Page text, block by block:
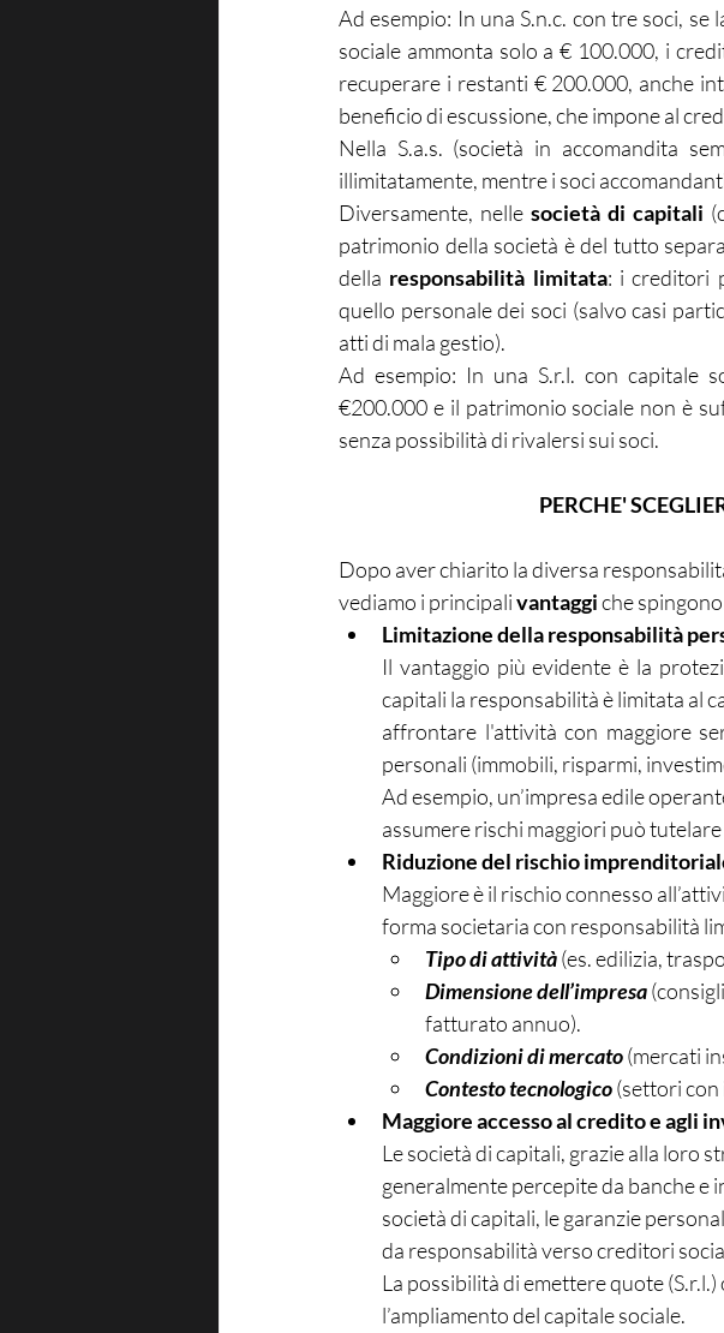
Ad esempio: In una S.n.c. con tre soci,
sociale ammonta solo a € 100.000, i
recuperare i restanti € 200.000, anche
beneficio di escussione, che impone al
Nella S.a.s. (società in accomandita
illimitatamente, mentre i soci
Diversamente, nelle società di capitali
patrimonio della società è del tutto
della responsabilità limitata: i creditori
quello personale dei soci (salvo casi
atti di mala gestio).
Ad esempio: In una S.r.l. con capitale
€200.000 e il patrimonio sociale non è
senza possibilità di rivalersi sui soci.
PERCHE'
Dopo aver chiarito la diversa
vediamo i principali vantaggi che
Limitazione della responsabilità
Il vantaggio più evidente è la
capitali la responsabilità è limitata al
affrontare l'attività con maggiore
personali (immobili, risparmi,
Ad esempio, un’impresa edile
assumere rischi maggiori può
Riduzione del rischio
Maggiore è il rischio connesso
forma societaria con responsabilità
Tipo di attività (es. edilizia,
Dimensione dell’impresa
fatturato annuo).
Condizioni di mercato (mercati
Contesto tecnologico (settori con
Maggiore accesso al credito e agli
Le società di capitali, grazie alla loro
generalmente percepite da banche e
società di capitali, le garanzie
da responsabilità verso creditori
La possibilità di emettere quote
l’ampliamento del capitale sociale.